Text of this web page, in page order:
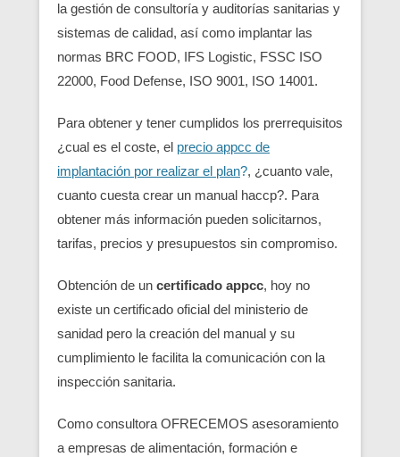
la gestión de consultoría y auditorías sanitarias y
sistemas de calidad, así como implantar las
normas BRC FOOD, IFS Logistic, FSSC ISO
22000, Food Defense, ISO 9001, ISO 14001.
Para obtener y tener cumplidos los prerrequisitos
¿cual es el coste, el precio appcc de
implantación por realizar el plan?, ¿cuanto vale,
cuanto cuesta crear un manual haccp?. Para
obtener más información pueden solicitarnos,
tarifas, precios y presupuestos sin compromiso.
Obtención de un certificado appcc, hoy no
existe un certificado oficial del ministerio de
sanidad pero la creación del manual y su
cumplimiento le facilita la comunicación con la
inspección sanitaria.
Como consultora OFRECEMOS asesoramiento
a empresas de alimentación, formación e